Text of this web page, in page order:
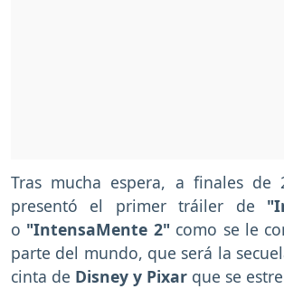
Tras mucha espera, a finales de
presentó el primer tráiler de
o "IntensaMente 2" como se le
parte del mundo, que será la
cinta de Disney y Pixar que se